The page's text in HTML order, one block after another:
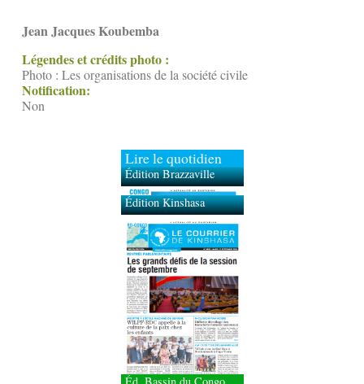
Jean Jacques Koubemba
Légendes et crédits photo :
Photo : Les organisations de la société civile
Notification:
Non
Lire le quotidien
Édition Brazzaville
Édition Kinshasa